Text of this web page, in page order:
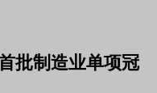
批制造业单项冠